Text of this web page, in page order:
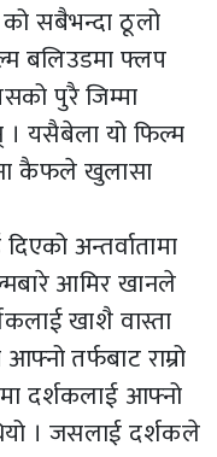
सबैभन्दा ठूलो
बलिउडमा फ्लप
पुरै जिम्मा
यसैबेला यो फिल्म
कैफले खुलासा
अन्तर्वातामा
आमिर खानले
खाशै वास्ता
तर्फबाट राम्रो
दर्शकलाई आफ्नो
। जसलाई दर्शकले